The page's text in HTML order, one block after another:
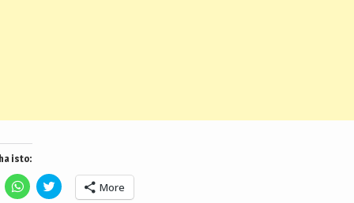
isto:
Click
to
Click
to More